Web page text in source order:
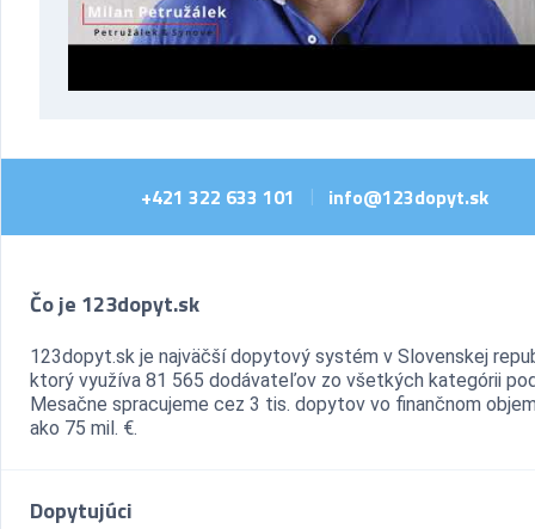
+421 322 633 101 info@123dopyt.sk
Čo je 123dopyt.sk
123dopyt.sk je najväčší dopytový systém v Slovenskej
ktorý využíva 81 565 dodávateľov zo všetkých kategórii
Mesačne spracujeme cez 3 tis. dopytov vo finančnom
ako 75 mil. €.
Dopytujúci